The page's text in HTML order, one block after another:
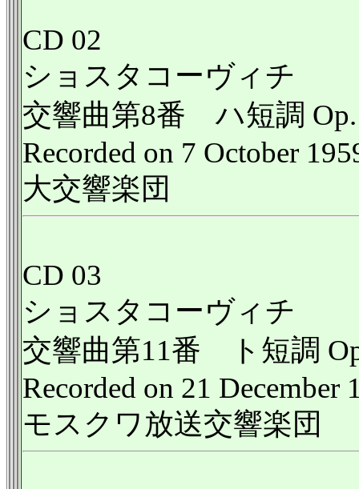
CD 02
ショスタコーヴィチ
交響曲第8番 ハ短調 Op.
Recorded on 7 October
大交響楽団
CD 03
ショスタコーヴィチ
交響曲第11番 ト短調
Recorded on 21 December
モスクワ放送交響楽団